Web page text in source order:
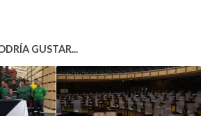
GUSTAR...